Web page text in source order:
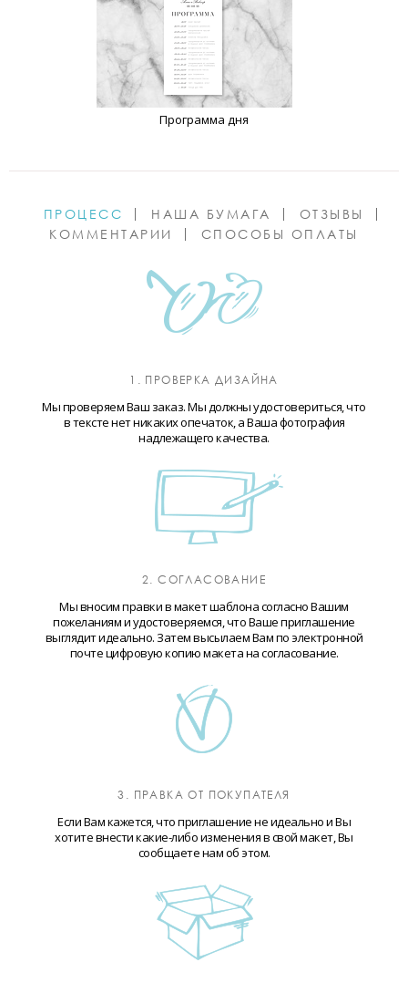
Программа дня
ПРОЦЕСС НАША БУМАГА
ОТЗЫВЫ
КОММЕНТАРИИ
СПОСОБЫ ОПЛАТЫ
1. ПРОВЕРКА ДИЗАЙНА
Мы проверяем Ваш заказ. Мы должны удостовериться, что
в тексте нет никаких опечаток, а Ваша фотография
надлежащего качества.
2. СОГЛАСОВАНИЕ
Мы вносим правки в макет шаблона согласно Вашим
пожеланиям и удостоверяемся, что Ваше приглашение
выглядит идеально. Затем высылаем Вам по электронной
почте цифровую копию макета на согласование.
3. ПРАВКА ОТ ПОКУПАТЕЛЯ
Если Вам кажется, что приглашение не идеально и Вы
хотите внести какие-либо изменения в свой макет, Вы
сообщаете нам об этом.